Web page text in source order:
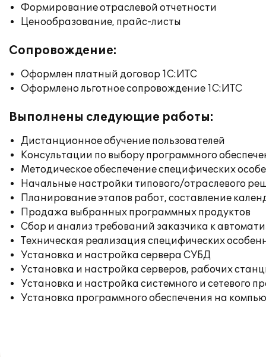
Формирование отраслевой отчетности
Ценообразование, прайс-листы
Сопровождение:
Оформлен платный договор 1С:ИТС
Оформлено льготное сопровождение 1С:ИТС
Выполнены следующие работы:
Дистанционное обучение пользователей
Консультации по выбору программного
Методическое обеспечение специфических
Начальные настройки типового/отраслевого
Планирование этапов работ, составление
Продажа выбранных программных продуктов
Сбор и анализ требований заказчика к
Техническая реализация специфических
Установка и настройка сервера СУБД
Установка и настройка серверов, рабочих
Установка и настройка системного и сетевого
Установка программного обеспечения на